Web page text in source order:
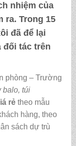
nhiệm của
ra. Trong 15
đã để lại
đối tác trên
phòng – Trường
balo, túi
rẻ theo mẫu
hàng, theo
sách dự trù